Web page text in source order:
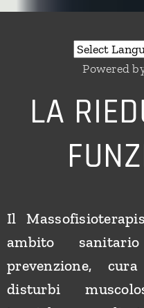
Powered
LA
Il
ambito sanitario
prevenzione,
disturbi